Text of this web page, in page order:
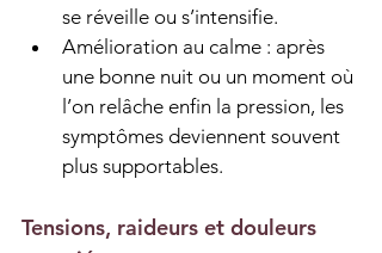
se réveille ou s’intensifie.
Amélioration au calme : après
une bonne nuit ou un moment où
l’on relâche enfin la pression, les
symptômes deviennent souvent
plus supportables.
Tensions, raideurs et douleurs